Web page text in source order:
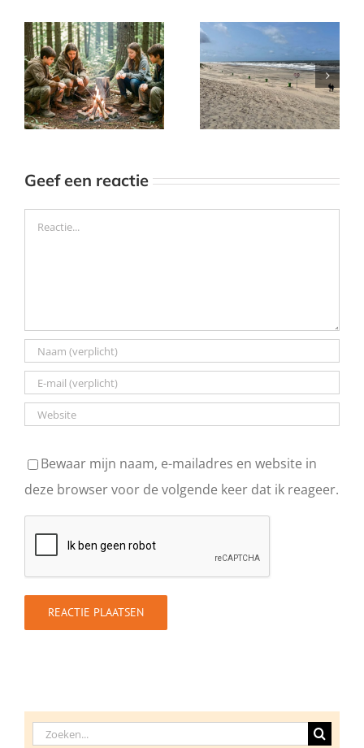
Waarom ik nu
écht wil afvallen
met wandelen —
en hoe ik het
anders ga
Wandelen en
lage rugpijn, hoe
ga je ermee om
en blijf je
gemotiveerd?
Geef een reactie
Reactie
Bewaar mijn naam, e-mailadres en website in
deze browser voor de volgende keer dat ik reageer.
Zoeken